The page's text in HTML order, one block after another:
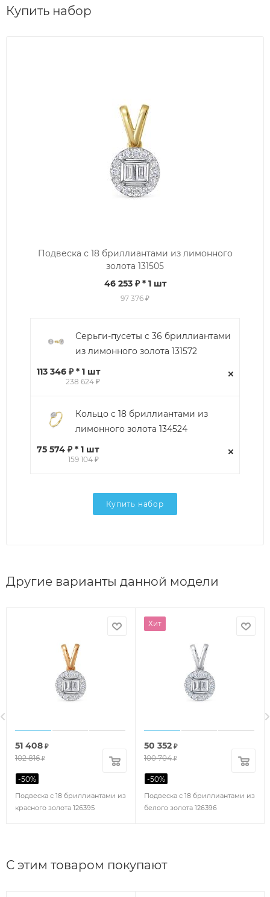
Купить набор
Подвеска с 18 бриллиантами из лимонного
золота 131505
46 253 ₽* 1 шт
97 376 ₽
Серьги-пусеты с 36 бриллиантами
из лимонного золота 131572
113 346 ₽ * 1 шт
238 624 ₽
Кольцо с 18 бриллиантами из
лимонного золота 134524
75 574 ₽ * 1 шт
159 104 ₽
Купить набор
Другие варианты данной модели
Подвеска с 18 бриллиантами из
красного золота 126395
51 408 ₽
102 816₽
-50%
Хит
Подвеска с 18 бриллиантами из
белого золота 126396
50 352 ₽
100 704₽
-50%
С этим товаром покупают